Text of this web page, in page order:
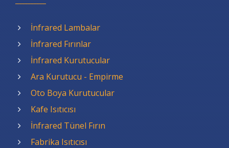
İnfrared Lambalar
İnfrared Fırınlar
İnfrared Kurutucular
Ara Kurutucu - Empirme
Oto Boya Kurutucular
Kafe Isıtıcısı
İnfrared Tünel Fırın
Fabrika Isıtıcısı